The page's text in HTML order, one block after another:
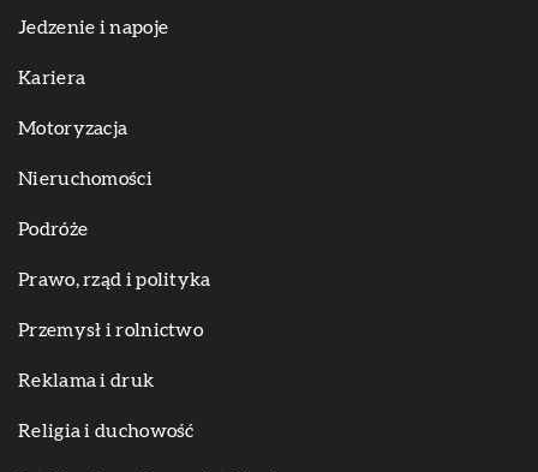
Jedzenie i napoje
Kariera
Motoryzacja
Nieruchomości
Podróże
Prawo, rząd i polityka
Przemysł i rolnictwo
Reklama i druk
Religia i duchowość